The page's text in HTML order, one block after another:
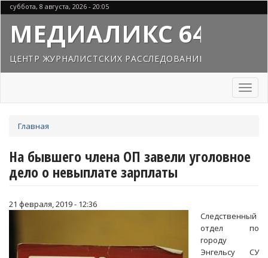
Перейти
к
основному
содержанию
суббота, 8 августа, 2026 - 20:05
МЕДИАЛИКС 64
ЦЕНТР ЖУРНАЛИСТСКИХ РАССЛЕДОВАНИЙ
Toggle
здесь
Главная
На бывшего члена ОП завели уголовное
дело о невыплате зарплаты
21 февраля, 2019 - 12:36
Следственный
отдел по
городу
Энгельсу СУ